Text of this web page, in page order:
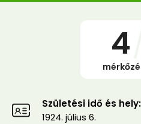
4
Születési idő és hely:
1924. július 6.